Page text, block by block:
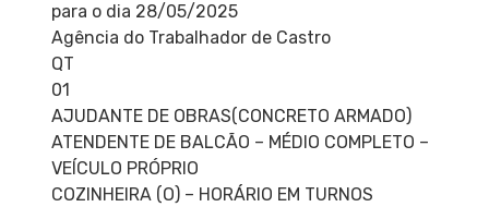
para o dia 28/05/2025
Agência do Trabalhador de Castro
QT
01
AJUDANTE DE OBRAS(CONCRETO ARMADO)
ATENDENTE DE BALCÃO – MÉDIO COMPLETO –
VEÍCULO PRÓPRIO
COZINHEIRA (O) – HORÁRIO EM TURNOS